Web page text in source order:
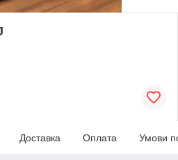
Доставка Оплата Умови